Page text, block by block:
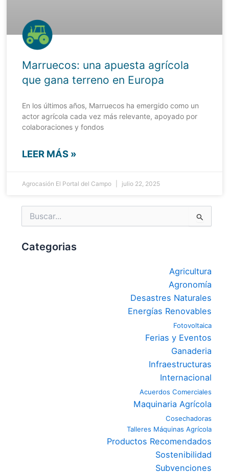
Marruecos: una apuesta agrícola
que gana terreno en Europa
En los últimos años, Marruecos ha emergido como un
actor agrícola cada vez más relevante, apoyado por
colaboraciones y fondos
LEER MÁS »
Agrocasión El Portal del Campo julio 22, 2025
Buscar
por:
Categorias
Agricultura
Agronomía
Desastres Naturales
Energías Renovables
Fotovoltaica
Ferias y Eventos
Ganaderia
Infraestructuras
Internacional
Acuerdos Comerciales
Maquinaria Agrícola
Cosechadoras
Talleres Máquinas Agrícola
Productos Recomendados
Sostenibilidad
Subvenciones